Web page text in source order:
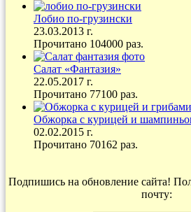
Лобио по-грузински
23.03.2013 г.
Прочитано 104000 раз.
Салат «Фантазия»
22.05.2017 г.
Прочитано 77100 раз.
Обжорка с курицей и
02.02.2015 г.
Прочитано 70162 раз.
Подпишись на обновление сайта!
почту: